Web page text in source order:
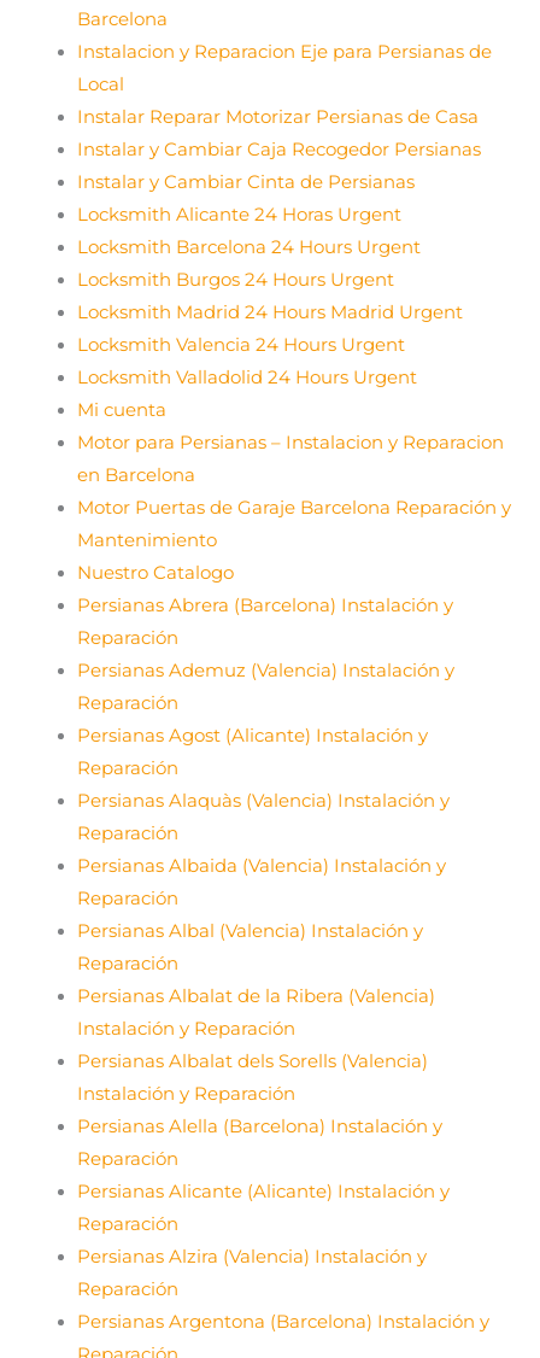
Barcelona
Instalacion y Reparacion Eje para Persianas de
Local
Instalar Reparar Motorizar Persianas de Casa
Instalar y Cambiar Caja Recogedor Persianas
Instalar y Cambiar Cinta de Persianas
Locksmith Alicante 24 Horas Urgent
Locksmith Barcelona 24 Hours Urgent
Locksmith Burgos 24 Hours Urgent
Locksmith Madrid 24 Hours Madrid Urgent
Locksmith Valencia 24 Hours Urgent
Locksmith Valladolid 24 Hours Urgent
Mi cuenta
Motor para Persianas – Instalacion y Reparacion
en Barcelona
Motor Puertas de Garaje Barcelona Reparación y
Mantenimiento
Nuestro Catalogo
Persianas Abrera (Barcelona) Instalación y
Reparación
Persianas Ademuz (Valencia) Instalación y
Reparación
Persianas Agost (Alicante) Instalación y
Reparación
Persianas Alaquàs (Valencia) Instalación y
Reparación
Persianas Albaida (Valencia) Instalación y
Reparación
Persianas Albal (Valencia) Instalación y
Reparación
Persianas Albalat de la Ribera (Valencia)
Instalación y Reparación
Persianas Albalat dels Sorells (Valencia)
Instalación y Reparación
Persianas Alella (Barcelona) Instalación y
Reparación
Persianas Alicante (Alicante) Instalación y
Reparación
Persianas Alzira (Valencia) Instalación y
Reparación
Persianas Argentona (Barcelona) Instalación y